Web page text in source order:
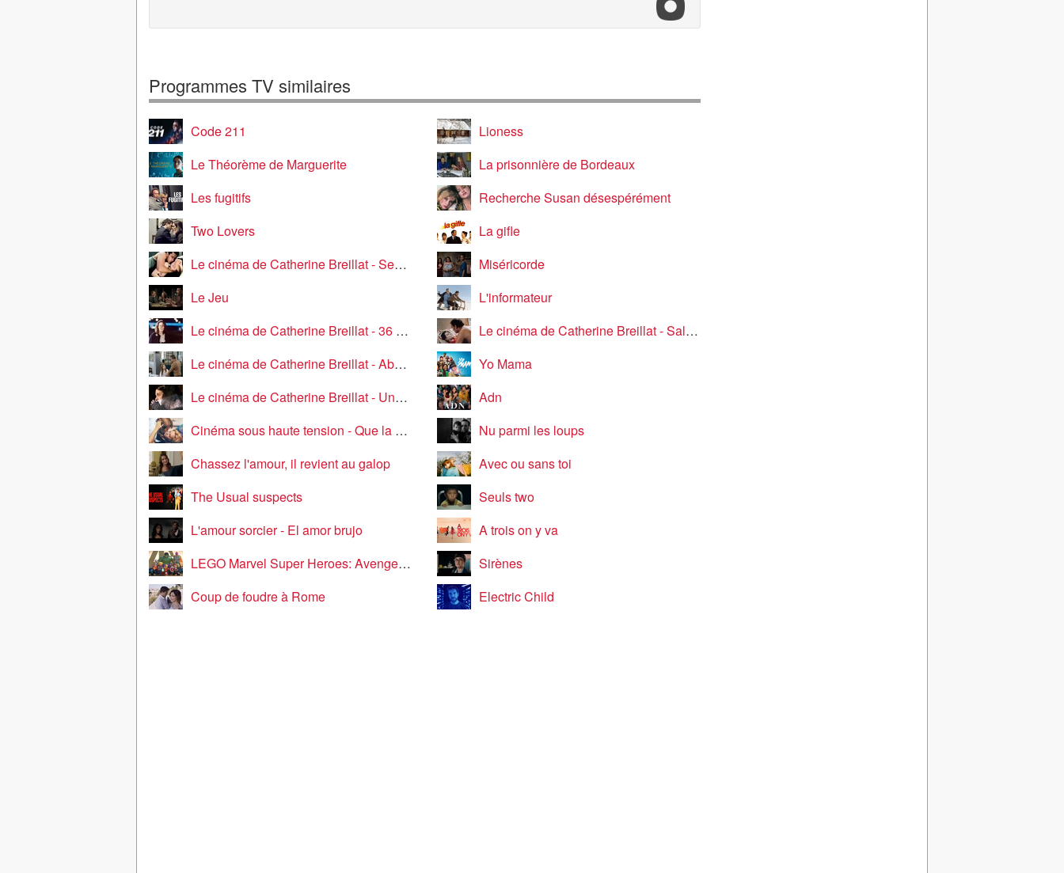
Programmes TV similaires
Code 211
Lioness
Le Théorème de Marguerite
La prisonnière de Bordeaux
Les fugitifs
Recherche Susan désespérément
Two Lovers
La gifle
Le cinéma de Catherine Breillat - Sex Is Comedy
Miséricorde
Le Jeu
L'informateur
Le cinéma de Catherine Breillat - 36 fillette
Le cinéma de Catherine Breillat - Sale comme un ange
Le cinéma de Catherine Breillat - Abus de faiblesse
Yo Mama
Le cinéma de Catherine Breillat - Une vieille maîtresse
Adn
Cinéma sous haute tension - Que la bête meure
Nu parmi les loups
Chassez l'amour, il revient au galop
Avec ou sans toi
The Usual suspects
Seuls two
L'amour sorcier - El amor brujo
A trois on y va
LEGO Marvel Super Heroes: Avengers Reassembled!
Sirènes
Coup de foudre à Rome
Electric Child